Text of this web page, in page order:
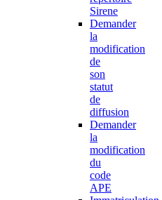
Sirene
Demander
la
modification
de
son
statut
de
diffusion
Demander
la
modification
du
code
APE